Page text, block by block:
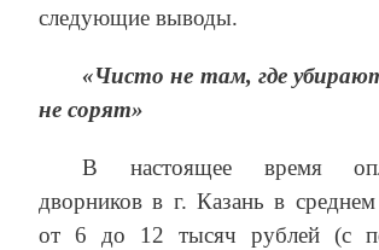
следующие выводы.
«Чисто не там, где
не сорят»
В настоящее время
дворников в г. Казань в среднем
от 6 до 12 тысяч рублей (с